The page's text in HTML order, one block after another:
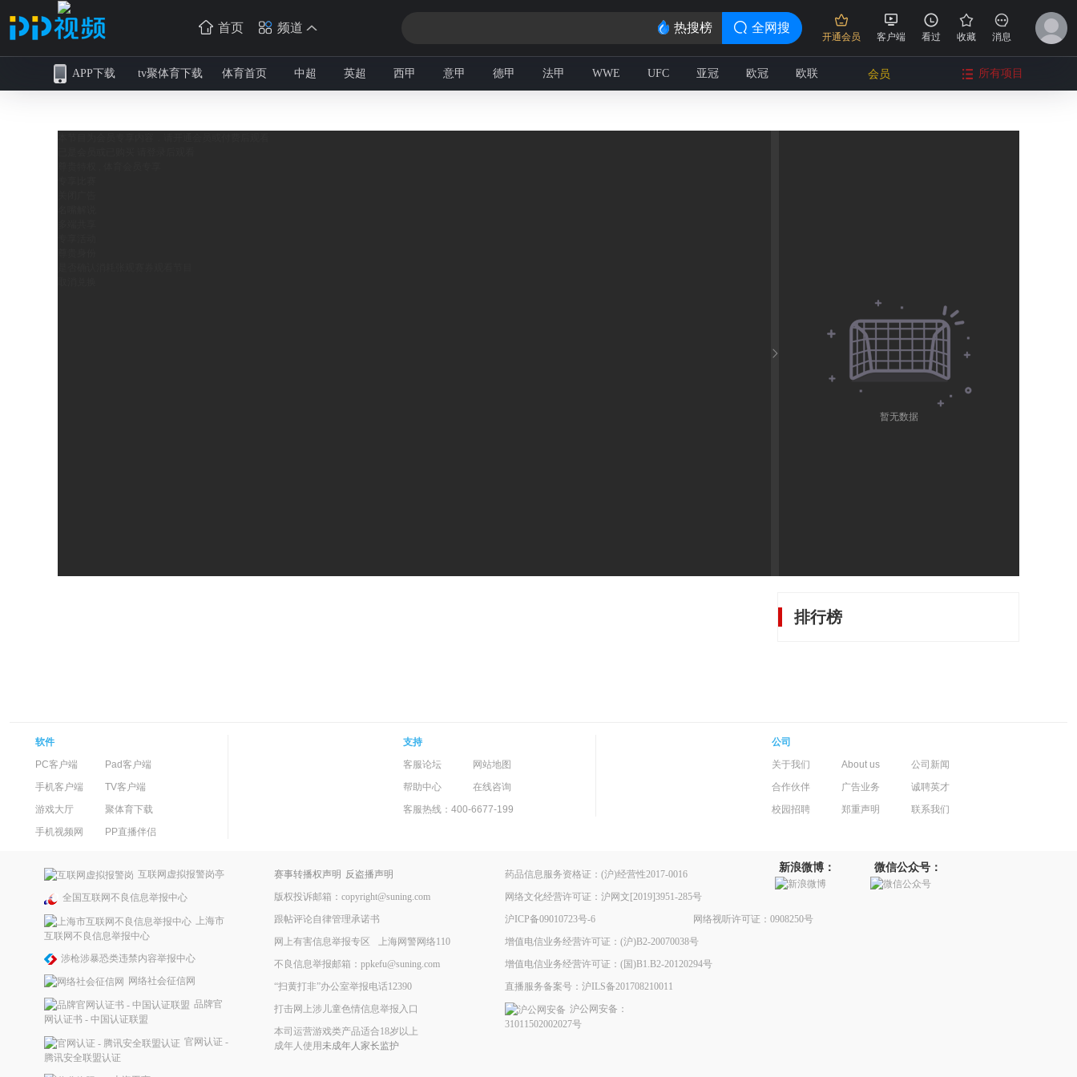
首页 频道 全网搜
热搜榜
开通会员 客户端 看过 收藏 消息
tv聚体育下载
APP下载 体育首页 中超 英超 西甲 意甲 德甲 法甲 WWE UFC 亚冠 欧冠 欧联 会员 所有项目
暂无数据
排行榜
软件
PC客户端
Pad客户端
手机客户端
TV客户端
游戏大厅
聚体育下载
手机视频网
PP直播伴侣
支持
客服论坛
网站地图
帮助中心
在线咨询
客服热线：400-6677-199
公司
关于我们
About us
公司新闻
合作伙伴
广告业务
诚聘英才
校园招聘
郑重声明 联系我们
互联网虚拟报警岗亭
全国互联网不良信息举报中心
上海市
互联网不良信息举报中心
涉枪涉暴恐类违禁内容举报中心
网络社会征信网
品牌官
网认证书 - 中国认证联盟
官网认证 -
腾讯安全联盟认证
赛事转播权声明 反盗播声明
版权投诉邮箱：copyright@suning.com
跟帖评论自律管理承诺书
网上有害信息举报专区
上海网警网络110
不良信息举报邮箱：ppkefu@suning.com
“扫黄打非”办公室举报电话12390
打击网上涉儿童色情信息举报入口
本司运营游戏类产品适合18岁以上
成年人使用未成年人家长监护
药品信息服务资格证：(沪)经营性2017-0016
网络文化经营许可证：沪网文[2019]3951-285号
沪ICP备09010723号-6
网络视听许可证：0908250号
增值电信业务经营许可证：(沪)B2-20070038号
增值电信业务经营许可证：(国)B1.B2-20120294号
直播服务备案号：沪ILS备201708210011
沪公网安备：
31011502002027号
新浪微博： 微信公众号：